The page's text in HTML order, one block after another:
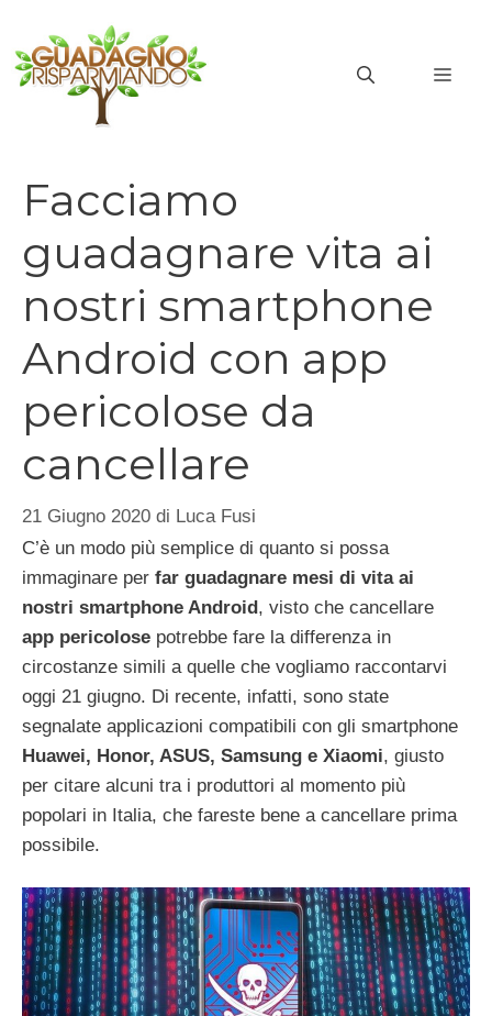
contenuto
Facciamo
guadagnare vita ai
nostri smartphone
Android con app
pericolose da
cancellare
21 Giugno 2020 di Luca Fusi
C’è un modo più semplice di quanto si possa
immaginare per far guadagnare mesi di vita ai
nostri smartphone Android, visto che cancellare
app pericolose potrebbe fare la differenza in
circostanze simili a quelle che vogliamo raccontarvi
oggi 21 giugno. Di recente, infatti, sono state
segnalate applicazioni compatibili con gli smartphone
Huawei, Honor, ASUS, Samsung e Xiaomi, giusto
per citare alcuni tra i produttori al momento più
popolari in Italia, che fareste bene a cancellare prima
possibile.